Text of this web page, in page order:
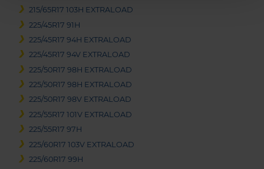
215/65R17 103H EXTRALOAD
225/45R17 91H
225/45R17 94H EXTRALOAD
225/45R17 94V EXTRALOAD
225/50R17 98H EXTRALOAD
225/50R17 98H EXTRALOAD
225/50R17 98V EXTRALOAD
225/55R17 101V EXTRALOAD
225/55R17 97H
225/60R17 103V EXTRALOAD
225/60R17 99H